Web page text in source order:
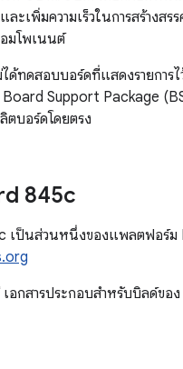
ะเพิ่มความเร็วในการสร้างสร
มโพเนนต์
ด้ทดสอบบอร์ดที่แสดงรายการ
Support Package
ตบอร์ดโดยตรง
845c
เป็นส่วนหนึ่งของแพลตฟอร์ม
เอกสารประกอบสำหรับบิลด์ขอ